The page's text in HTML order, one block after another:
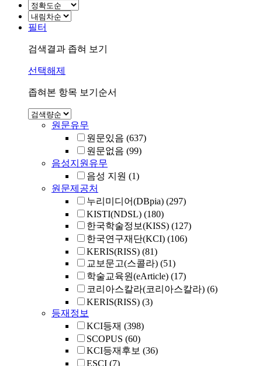
필터
검색결과 좁혀 보기
선택해제
좁혀본 항목 보기순서
원문유무
원문있음 (637)
원문없음 (99)
음성지원유무
음성 지원 (1)
원문제공처
누리미디어(DBpia) (297)
KISTI(NDSL) (180)
한국학술정보(KISS) (127)
한국연구재단(KCI) (106)
KERIS(RISS) (81)
교보문고(스콜라) (51)
학술교육원(eArticle) (17)
코리아스칼라(코리아스칼라) (6)
KERIS(RISS) (3)
등재정보
KCI등재 (398)
SCOPUS (60)
KCI등재후보 (36)
ESCI (7)